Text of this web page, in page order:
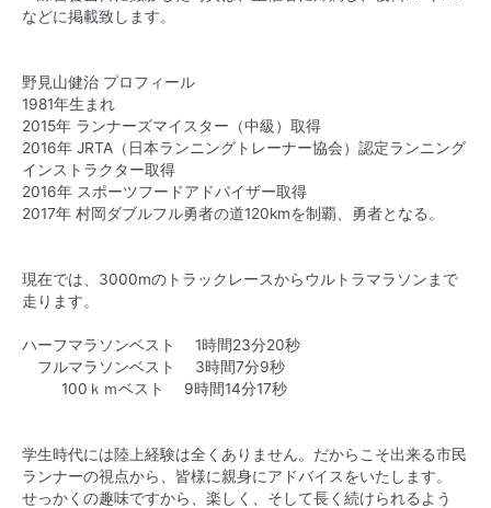
などに掲載致します。
野見山健治 プロフィール
1981年生まれ
2015年 ランナーズマイスター（中級）取得
2016年 JRTA（日本ランニングトレーナー協会）認定ランニング
インストラクター取得
2016年 スポーツフードアドバイザー取得
2017年 村岡ダブルフル勇者の道120kmを制覇、勇者となる。
現在では、3000mのトラックレースからウルトラマラソンまで
走ります。
ハーフマラソンベスト 1時間23分20秒
フルマラソンベスト 3時間7分9秒
100ｋｍベスト 9時間14分17秒
学生時代には陸上経験は全くありません。だからこそ出来る市民
ランナーの視点から、皆様に親身にアドバイスをいたします。
せっかくの趣味ですから、楽しく、そして長く続けられるよう